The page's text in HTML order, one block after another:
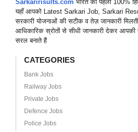
Sarkaririsults.com भारत का पहला 100%
यहाँ आपको Latest Sarkari Job, Sarkari
सरकारी योजनाओं की सटीक व तेज़ जानकारी
आधिकारिक स्रोतों से सीधी जानकारी देकर आपकी
सरल बनाते हैं
CATEGORIES
Bank Jobs
Railway Jobs
Private Jobs
Defence Jobs
Police Jobs